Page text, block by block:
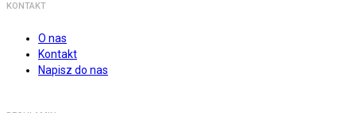
KONTAKT
O nas
Kontakt
Napisz do nas